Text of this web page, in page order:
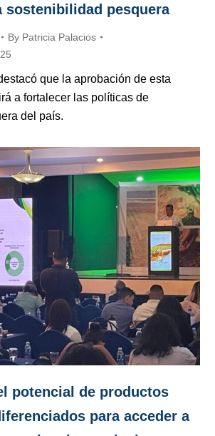
sostenibilidad pesquera
By Patricia Palacios
que la aprobación de esta
a fortalecer las políticas de
del país.
potencial de productos
para acceder a